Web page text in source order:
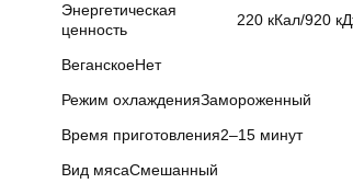
Энергетическая
ценность
220 кКал/920
ВеганскоеНет
Режим охлажденияЗамороженный
Время приготовления2–15 минут
Вид мясаСмешанный